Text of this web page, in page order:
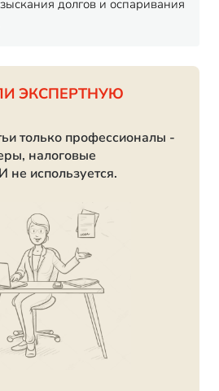
долгов и оспаривания
ЭКСПЕРТНУЮ
только профессионалы -
налоговые
не используется.